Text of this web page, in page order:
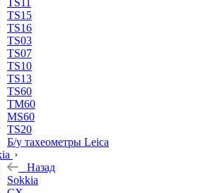
TS11
TS15
TS16
TS03
TS07
TS10
TS13
TS60
TM60
MS60
TS20
Б/у тахеометры Leica
Назад
Sokkia